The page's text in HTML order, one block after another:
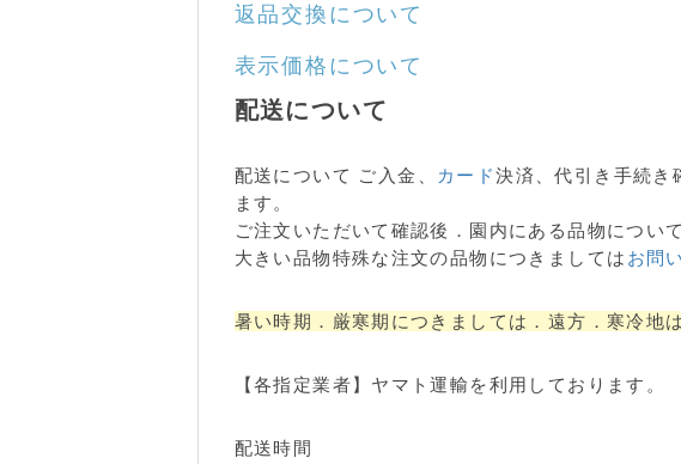
返品交換について
表示価格について
配送について
配送について ご入金、 カード決済、代引き手続き
ます。
ご注文いただいて確認後．園内にある品物につい
大きい品物特殊な注文の品物につきましては お問
暑い時期．厳寒期につきましては．遠方．寒冷地
【各指定業者】ヤマト運輸を利用しております。
配送時間